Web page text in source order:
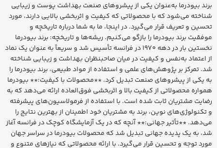
برند بیودرما به‌عنوان یکی از پیشروهای صنعت بهداشت پوست و زیبایی
شناخته می‌شود که با محصولاتی که کیفیت و اثربخشی بالایی دارند، مورد
تحسین و تعریف قرار می‌گیرد. در اینجا، ما به شما درباره تاریخچه و
موفقیت برند بیودرما را بازگو می‌کنیم. ریشه‌ها و تاریخچه: برند بیودرما
نخستین بار در دهه 1970 در فرانسه تأسیس شد و سریعاً به عنوان یک نماد
از اعتماد به‌نفس و کیفیت در میان صاحبنظران بهداشت و زیبایی شناخته
شد. تمرکز بر پژوهش‌های علمی و استفاده از مواد طبیعی، برند بیودرما را
به یکی از پیشروهای صنعت تبدیل کرد. **محصولات با کیفیت:** بیودرما
همواره محصولاتی از کیفیت بالا و اثربخشی فوق‌العاده ارائه می‌دهد که به
رضایت مشتریان ثابت شده است. با استفاده از فرمولاسیون‌های پیشرفته
و تکنولوژی‌های نوین، برند به مشتریان خود اطمینان از بهترین نتایج را
می‌دهد. **تأثیر جهانی:** آنچه که در یک آزمایشگاه کوچک در فرانسه آغاز
شد، به یک پدیده جهانی تبدیل شد که محصولات بیودرما در سراسر جهان
مورد توجه و تحسین قرار می‌گیرد. با ارائه محصولاتی که نیازهای متنوع و